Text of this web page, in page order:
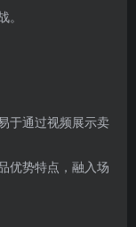
于通过视频展示卖
优势特点，融入场